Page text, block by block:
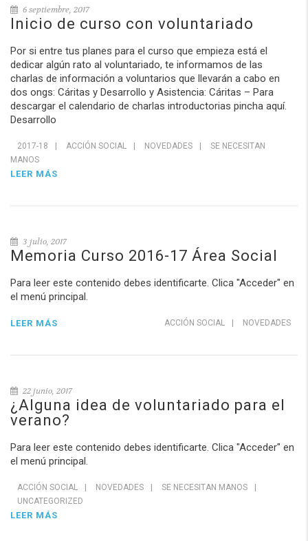
6 septiembre, 2017
Inicio de curso con voluntariado
Por si entre tus planes para el curso que empieza está el
dedicar algún rato al voluntariado, te informamos de las
charlas de información a voluntarios que llevarán a cabo en
dos ongs: Cáritas y Desarrollo y Asistencia: Cáritas – Para
descargar el calendario de charlas introductorias pincha aquí.
Desarrollo
2017-18 ACCIÓN SOCIAL NOVEDADES
SE NECESITAN
MANOS
LEER MÁS
3 julio, 2017
Memoria Curso 2016-17 Área Social
Para leer este contenido debes identificarte. Clica "Acceder" en
el menú principal.
ACCIÓN SOCIAL NOVEDADES
LEER MÁS
22 junio, 2017
¿Alguna idea de voluntariado para el
verano?
Para leer este contenido debes identificarte. Clica "Acceder" en
el menú principal.
ACCIÓN SOCIAL NOVEDADES SE NECESITAN MANOS
UNCATEGORIZED
LEER MÁS